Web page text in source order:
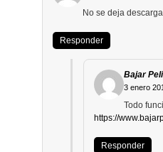
No se deja
Responder
Bajar
3 enero
Todo
https://
Responder